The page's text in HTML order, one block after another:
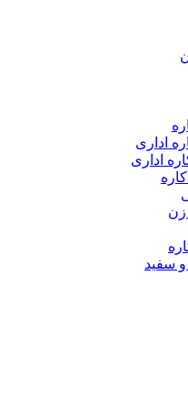
اداری
اداری
زن
و سفید